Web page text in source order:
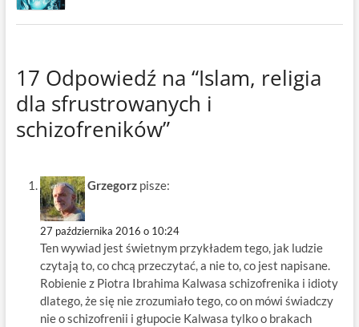
17 Odpowiedź na “Islam, religia
dla sfrustrowanych i
schizofreników”
Grzegorz pisze:
27 października 2016 o 10:24
Ten wywiad jest świetnym przykładem tego, jak ludzie
czytają to, co chcą przeczytać, a nie to, co jest napisane.
Robienie z Piotra Ibrahima Kalwasa schizofrenika i idioty
dlatego, że się nie zrozumiało tego, co on mówi świadczy
nie o schizofrenii i głupocie Kalwasa tylko o brakach